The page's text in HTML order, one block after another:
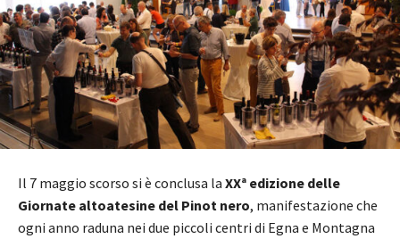
Il 7 maggio scorso si è conclusa la XXª edizione delle
Giornate altoatesine del Pinot nero, manifestazione che
ogni anno raduna nei due piccoli centri di Egna e Montagna